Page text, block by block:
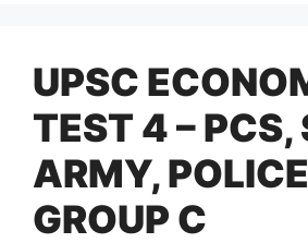
UPSC
TEST 4 – PCS,
ARMY,
GROUP C